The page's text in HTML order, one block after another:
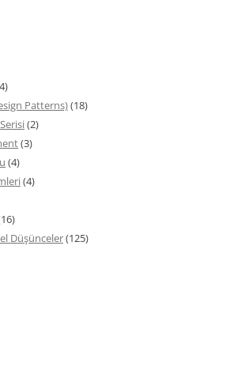
Patterns)(18)
(2)
(3)
(4)
(4)
Düşünceler(125)